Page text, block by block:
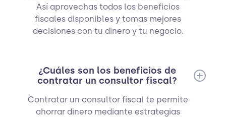
Así aprovechas todos los beneficios
fiscales disponibles y tomas mejores
decisiones con tu dinero y tu negocio.
¿Cuáles son los beneficios de
contratar un consultor fiscal?
Contratar un consultor fiscal te permite
ahorrar dinero mediante estrategias